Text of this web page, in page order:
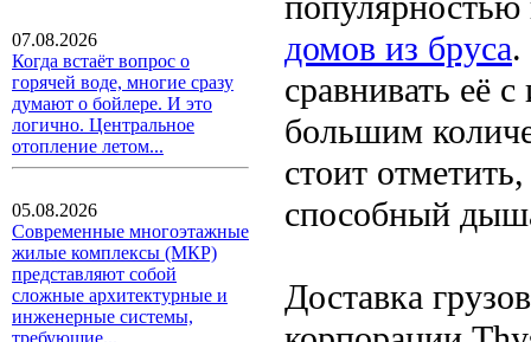
07.08.2026
Когда встаёт вопрос о
горячей воде, многие сразу
думают о бойлере. И это
логично. Центральное
отопление летом...
05.08.2026
Современные многоэтажные
жилые комплексы (МКР)
представляют собой
сложные архитектурные и
инженерные системы,
требующие...
домов из бруса.
сравнивать её
большим
стоит
способный
Доставка